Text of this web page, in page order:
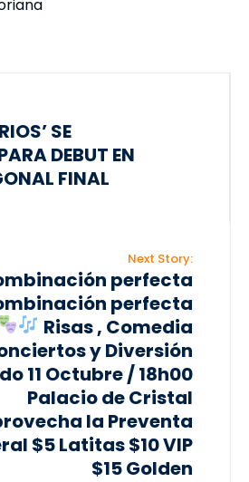
SE
DEBUT EN
FINAL
Next Story:
perfecta
perfecta
Risas , Comedia
y Diversión
11 Octubre / 18h00
Palacio de Cristal
la Preventa
$5 Latitas $10 VIP
$15 Golden